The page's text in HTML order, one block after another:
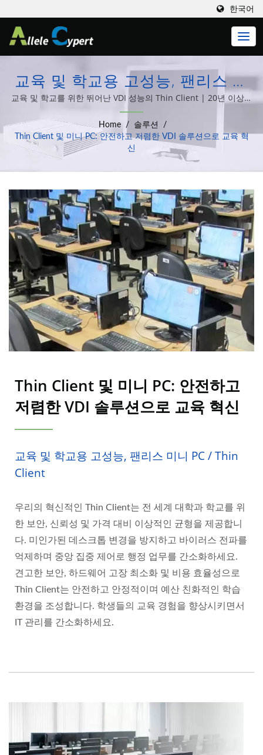
한국어
교육 및 학교용 고성능, 팬리스 미
니 PC / Thin Client | Allele
Cypert's Thin Client 및 제로 클라
이언트 솔루션으로 IT를 간소화하
교육 및 학교를 위한 뛰어난 VDI 성능의 Thin Client | 20년 이상의
경험을 토대로 Thin Client, 올인원 컴퓨터, 임베디드 PC 및 다양한
컴퓨터 시스템 통합 솔루션을 설계 및 생산하는 데 전념해 왔습니다.
Home / 솔루션
/
Thin Client 및 미니 PC: 안전하고 저렴한 VDI 솔루션으로 교육 혁
신
Thin Client 및 미니 PC: 안전하고
저렴한 VDI 솔루션으로 교육 혁신
교육 및 학교용 고성능, 팬리스 미니 PC / Thin
Client
우리의 혁신적인 Thin Client는 전 세계 대학과 학교를 위
한 보안, 신뢰성 및 가격 대비 이상적인 균형을 제공합니
다. 미인가된 데스크톱 변경을 방지하고 바이러스 전파를
억제하며 중앙 집중 제어로 행정 업무를 간소화하세요.
견고한 보안, 하드웨어 고장 최소화 및 비용 효율성으로
Thin Client는 안전하고 안정적이며 예산 친화적인 학습
환경을 조성합니다. 학생들의 교육 경험을 향상시키면서
IT 관리를 간소화하세요.